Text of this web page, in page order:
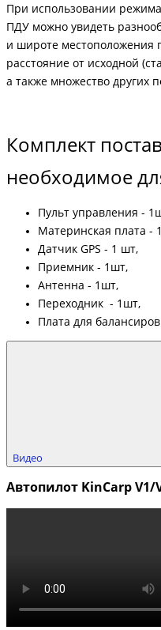
При использовании
ПДУ можно увидеть
и широте местоположения
расстояние от исходной
а также множество других
Комплект
необходимое
Пульт управления -
Материнская плата -
Датчик GPS - 1 шт,
Приемник - 1шт,
Антенна - 1шт,
Переходник - 1шт,
Плата для
Видео
Автопилот KinCarp V1/